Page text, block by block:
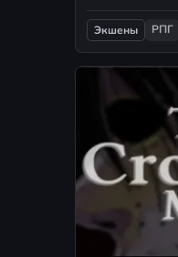
Экшены РПГ